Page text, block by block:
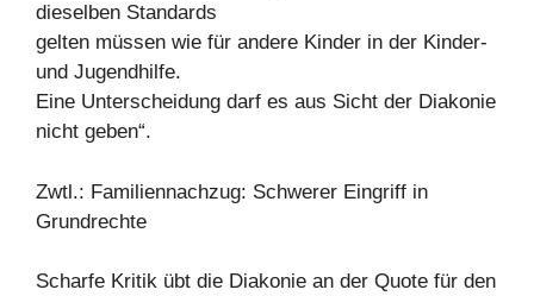
dieselben Standards
gelten müssen wie für andere Kinder in der Kinder-
und Jugendhilfe.
Eine Unterscheidung darf es aus Sicht der Diakonie
nicht geben“.
Zwtl.: Familiennachzug: Schwerer Eingriff in
Grundrechte
Scharfe Kritik übt die Diakonie an der Quote für den